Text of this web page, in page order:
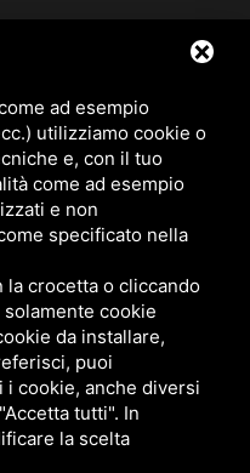
- Codice fiscale 03472740376
Sociale €. 120.000 int. versati -
reCAPTCHA v3,
ad esempio
utilizziamo cookie o
e, con il tuo
come ad esempio
e non
specificato nella
la crocetta o cliccando
cookie
da installare,
puoi
cookie, anche diversi
tutti". In
la scelta